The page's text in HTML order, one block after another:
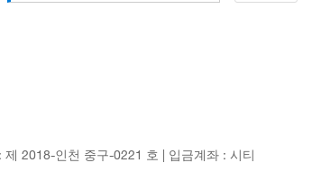
2018-인천 중구-0221 호 | 입금계좌 : 시티